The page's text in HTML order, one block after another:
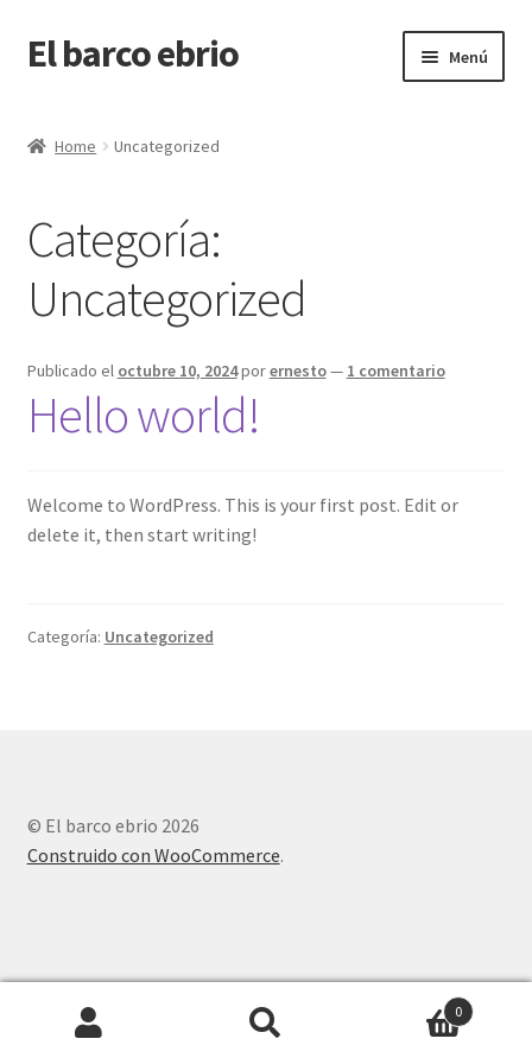
Ir
a
navegación
Ir
al
El barco ebrio Menú
Finalizar compra
Mi cuenta
Sample Page
Tienda
Home Uncategorized
Categoría:
Uncategorized
Publicado el octubre 10, 2024porernesto— 1 comentario
Hello world!
Welcome to WordPress. This is your first post. Edit or
delete it, then start writing!
Categoría: Uncategorized
© El barco ebrio 2026
Construido con WooCommerce.
0